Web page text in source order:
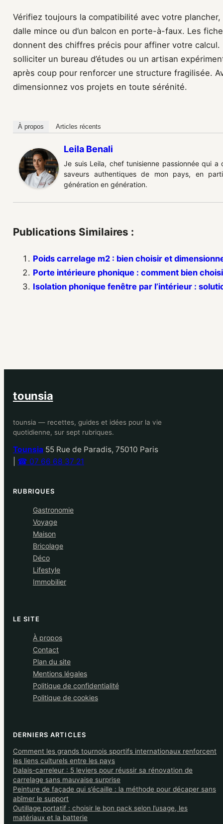
Vérifiez toujours la compatibilité avec votre plancher,
dalle mince ou d’un balcon en porte-à-faux. Les
donnent des chiffres précis pour affiner votre calcul.
solliciter un bureau d’études ou un artisan
après coup pour renforcer une structure fragilisée.
dimensionnez vos projets en toute sérénité.
À propos Articles récents
Leila Benali
Je suis Leila, chef tunisienne passionnée qui
saveurs authentiques de mon pays, en
génération en génération.
Publications Similaires :
Poids carrelage m2 : bien choisir et
Porte intérieure phonique : comment bien
Isolation phonique fenêtre par l’intérieur :
tounsia
tounsia — recettes, guides et idées pour la vie
quotidienne, sur sept rubriques.
Tounsia 55 Rue de Paradis, 75010 Paris
☎ 07 66 68 37 21
RUBRIQUES
Gastronomie
Voyage
Maison
Bricolage
Déco
Lifestyle
Immobilier
LE SITE
À propos
Contact
Plan du site
Mentions légales
Politique de confidentialité
Politique de cookies
DERNIERS ARTICLES
Comment les grands tournois sportifs internationaux renforcent
les liens culturels entre les pays
Dalais-carreleur : 5 leviers pour réussir sa rénovation de
carrelage sans mauvaise surprise
Peinture de façade qui s’écaille : la méthode pour décaper sans
abîmer le support
Outillage portatif : choisir le bon pack selon l’usage, les
matériaux et la batterie